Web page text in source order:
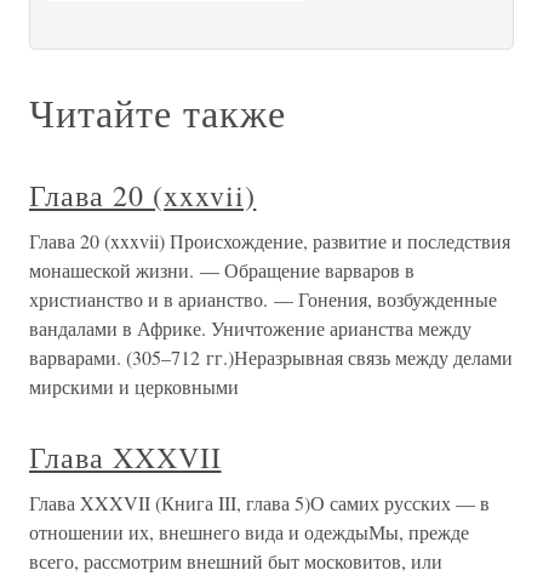
Читайте также
Глава 20 (xxxvii)
Глава 20 (xxxvii) Происхождение, развитие и последствия
монашеской жизни. — Обращение варваров в
христианство и в арианство. — Гонения, возбужденные
вандалами в Африке. Уничтожение арианства между
варварами. (305–712 гг.)Неразрывная связь между делами
мирскими и церковными
Глава XXXVII
Глава XXXVII (Книга III, глава 5)О самих русских — в
отношении их, внешнего вида и одеждыМы, прежде
всего, рассмотрим внешний быт московитов, или